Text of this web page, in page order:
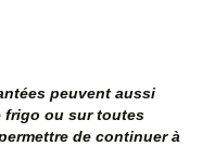
peuvent aussi
frigo ou sur toutes
de continuer à